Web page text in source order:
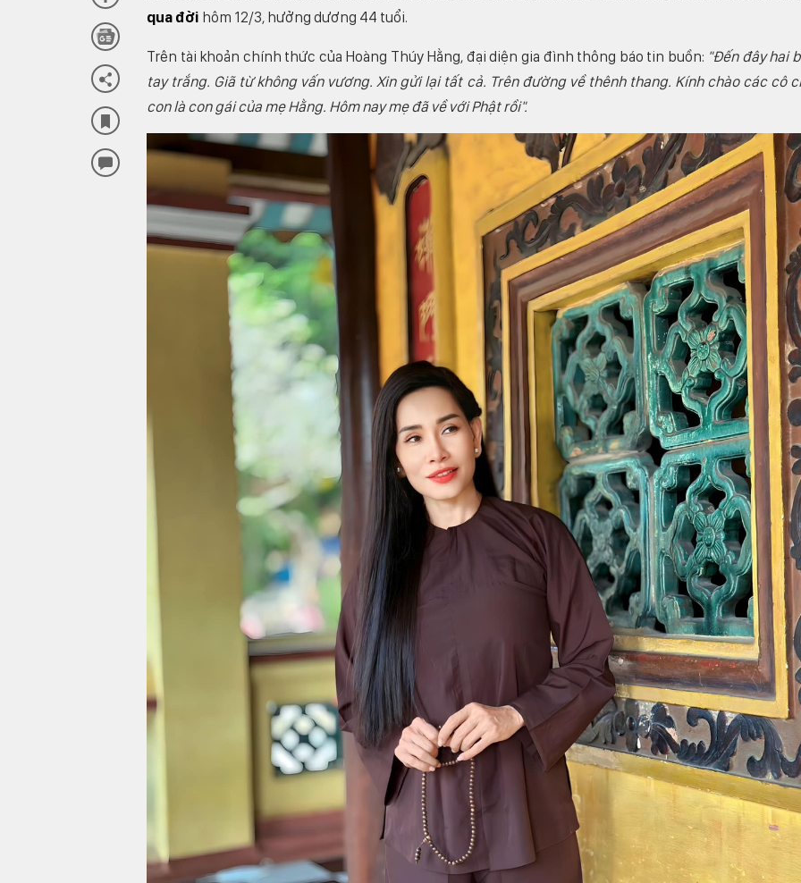
qua đời hôm 12/3, hưởng dương 44 tuổi.
Trên tài khoản chính thức của Hoàng Thúy Hằng, đại diện gia đình thông báo tin buồn: "Đến đây hai
tay trắng. Giã từ không vấn vương. Xin gửi lại tất cả. Trên đường về thênh thang. Kính chào các cô
con là con gái của mẹ Hằng. Hôm nay mẹ đã về với Phật rồi".